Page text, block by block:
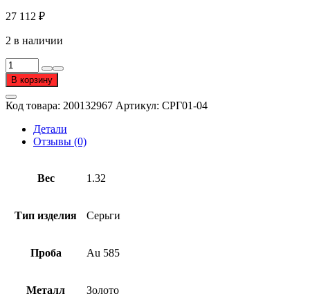
27 112 ₽
2 в наличии
Количество
товара
Серьги
из
золота
пробы
В корзину
Код товара: 200132967 Артикул: СРГ01-04
Детали
Отзывы (0)
Вес 1.32
Тип изделия Серьги
Проба Au 585
Металл Золото